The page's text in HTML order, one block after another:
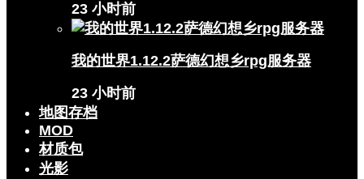
23 小时前
我的世界1.12.2萨德幻想乡rpg服务器
23 小时前
地图存档
MOD
材质包
光影